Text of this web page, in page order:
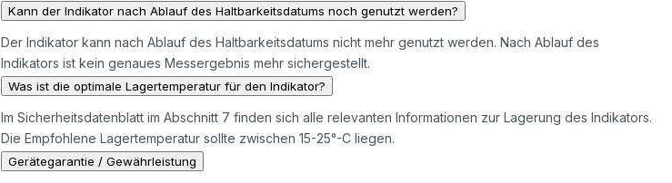
Kann der Indikator nach Ablauf des Haltbarkeitsdatums noch genutzt werden?
Der Indikator kann nach Ablauf des Haltbarkeitsdatums nicht mehr genutzt werden. Nach Ablauf des
Indikators ist kein genaues Messergebnis mehr sichergestellt.
Was ist die optimale Lagertemperatur für den Indikator?
Im Sicherheitsdatenblatt im Abschnitt 7 finden sich alle relevanten Informationen zur Lagerung des Indikators.
Die Empfohlene Lagertemperatur sollte zwischen 15-25°-C liegen.
Gerätegarantie / Gewährleistung